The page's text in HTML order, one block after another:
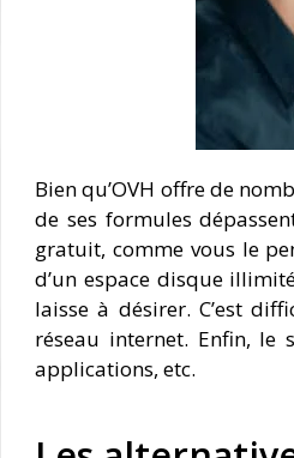
Bien qu’OVH offre de
de ses formules
gratuit, comme vous le
d’un espace disque
laisse à désirer. C’est
réseau internet. Enfin, le
applications, etc.